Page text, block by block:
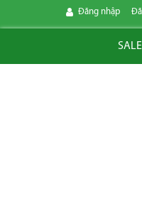
Đăng nhập
SALE